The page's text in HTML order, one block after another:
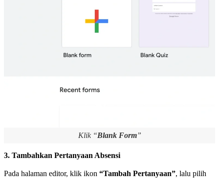
Klik “Blank Form”
3. Tambahkan Pertanyaan Absensi
Pada halaman editor, klik ikon “Tambah Pertanyaan”, lalu pilih